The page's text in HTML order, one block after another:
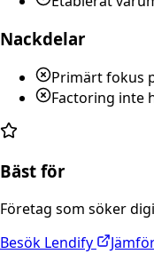
Nackdelar
Primärt fokus
Factoring inte
Bäst för
Företag som söker
Besök Lendify